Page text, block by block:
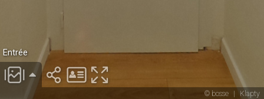
© bosse | Klapty
Entrée